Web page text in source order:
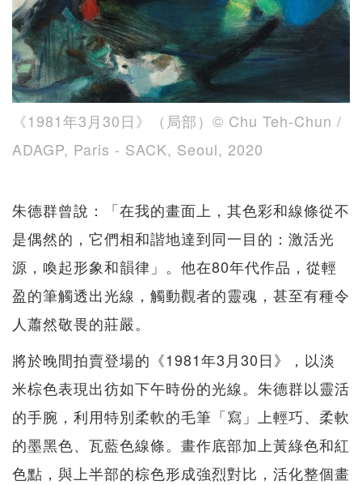
《1981年3月30日》（局部）© Chu Teh-Chun /
ADAGP, Paris - SACK, Seoul, 2020
朱德群曾說：「在我的畫面上，其色彩和線條從不
是偶然的，它們相和諧地達到同一目的：激活光
源，喚起形象和韻律」。他在80年代作品，從輕
盈的筆觸透出光線，觸動觀者的靈魂，甚至有種令
人蕭然敬畏的莊嚴。
將於晚間拍賣登場的《1981年3月30日》，以淡
米棕色表現出彷如下午時份的光線。朱德群以靈活
的手腕，利用特別柔軟的毛筆「寫」上輕巧、柔軟
的墨黑色、瓦藍色線條。畫作底部加上黃綠色和紅
色點，與上半部的棕色形成強烈對比，活化整個畫